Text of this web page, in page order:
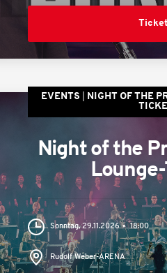
EVENTS
NIGHT OF THE
Night of the
Sonntag, 29.11.2026 18:00
Rudolf Weber-ARENA